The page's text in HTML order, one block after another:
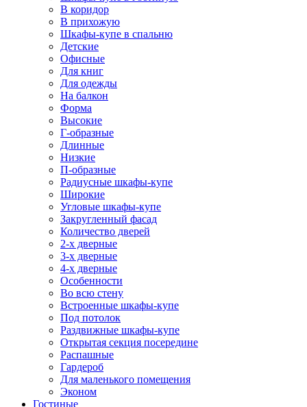
В коридор
В прихожую
Шкафы-купе в спальню
Детские
Офисные
Для книг
Для одежды
На балкон
Форма
Высокие
Г-образные
Длинные
Низкие
П-образные
Радиусные шкафы-купе
Широкие
Угловые шкафы-купе
Закругленный фасад
Количество дверей
2-х дверные
3-х дверные
4-х дверные
Особенности
Во всю стену
Встроенные шкафы-купе
Под потолок
Раздвижные шкафы-купе
Открытая секция посередине
Распашные
Гардероб
Для маленького помещения
Эконом
Гостиные